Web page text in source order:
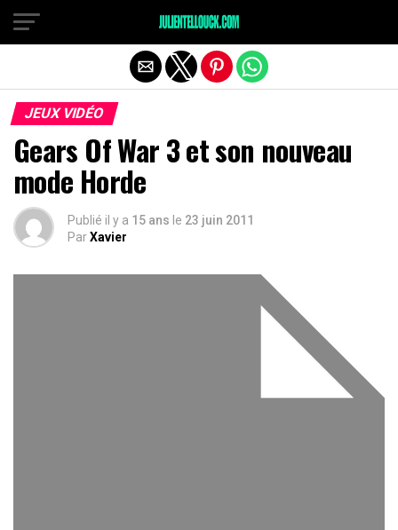
JEUX VIDÉO
Gears Of War 3 et son nouveau
mode Horde
Publié il y a 15 ans le 23 juin 2011
ParXavier